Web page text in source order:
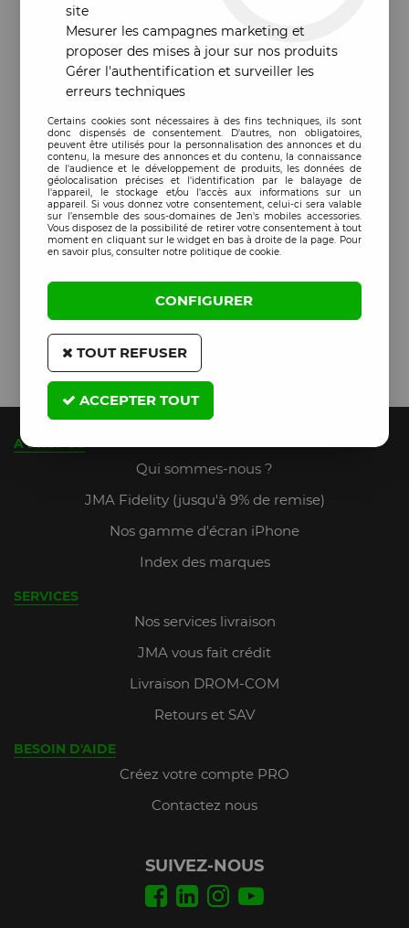
A PROPOS
Qui sommes-nous ?
JMA Fidelity (jusqu'à 9% de remise)
Nos gamme d'écran iPhone
Index des marques
SERVICES
Nos services livraison
JMA vous fait crédit
Livraison DROM-COM
Retours et SAV
BESOIN D'AIDE
Créez votre compte PRO
Contactez nous
SUIVEZ-NOUS
site
Mesurer les campagnes marketing et
proposer des mises à jour sur nos produits
Gérer l'authentification et surveiller les
erreurs techniques
Certains cookies sont nécessaires à des fins techniques, ils sont
donc dispensés de consentement. D'autres, non obligatoires,
peuvent être utilisés pour la personnalisation des annonces et du
contenu, la mesure des annonces et du contenu, la connaissance
de l'audience et le développement de produits, les données de
géolocalisation précises et l'identification par le balayage de
l'appareil, le stockage et/ou l'accès aux informations sur un
appareil. Si vous donnez votre consentement, celui-ci sera valable
sur l’ensemble des sous-domaines de Jen's mobiles accessories.
Vous disposez de la possibilité de retirer votre consentement à tout
moment en cliquant sur le widget en bas à droite de la page. Pour
en savoir plus, consulter notre politique de cookie.
CONFIGURER
TOUT REFUSER
ACCEPTER TOUT